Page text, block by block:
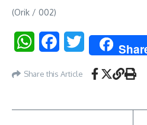
(Orik / 002)
WhatsAppFacebookTwitter
Share this Article